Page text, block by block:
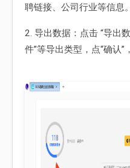
聘链接、公司行业等信息。
2. 导出数据：点击 “导出
件”等导出类型，点“确认”